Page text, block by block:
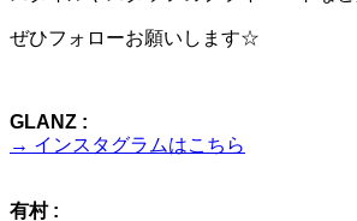
ぜひフォローお願いします☆
GLANZ :
→ インスタグラムはこちら
有村 :